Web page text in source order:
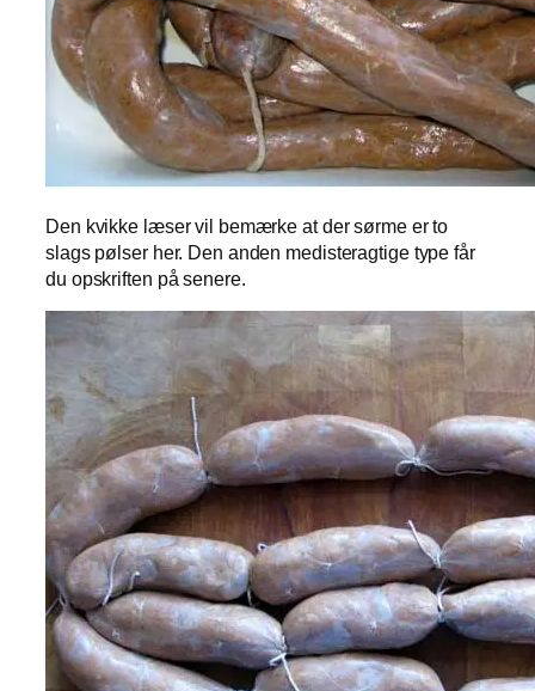
Den kvikke læser vil bemærke at der sørme er to
slags pølser her. Den anden medisteragtige type får
du opskriften på senere.